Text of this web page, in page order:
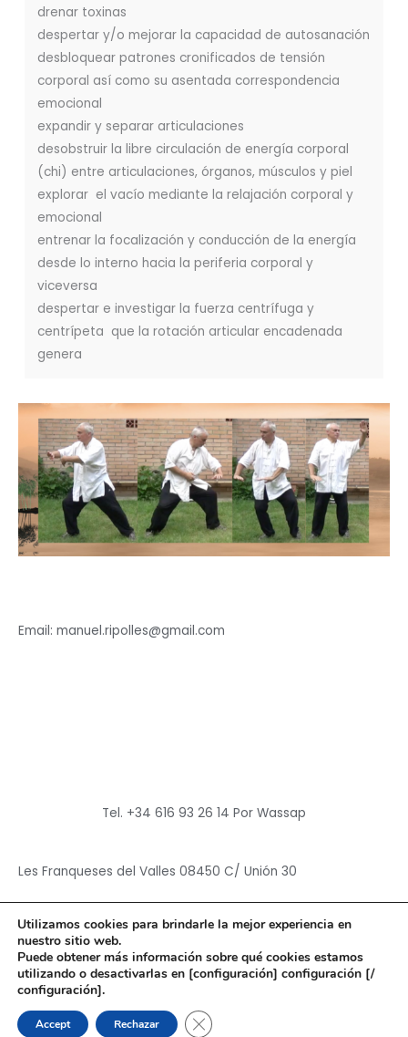
drenar toxinas
despertar y/o mejorar la capacidad de autosanación
desbloquear patrones cronificados de tensión
corporal así como su asentada correspondencia
emocional
expandir y separar articulaciones
desobstruir la libre circulación de energía corporal
(chi) entre articulaciones, órganos, músculos y piel
explorar el vacío mediante la relajación corporal y
emocional
entrenar la focalización y conducción de la energía
desde lo interno hacia la periferia corporal y
viceversa
despertar e investigar la fuerza centrífuga y
centrípeta que la rotación articular encadenada
genera
Email: manuel.ripolles@gmail.com
Tel. +34 616 93 26 14 Por Wassap
Les Franqueses del Valles 08450 C/ Unión 30
Copyright © 2026Hun Yuan Chen
Powered byHun Yuan Chen
Utilizamos cookies para brindarle la mejor experiencia en
nuestro sitio web.
Puede obtener más información sobre qué cookies estamos
utilizando o desactivarlas en [configuración] configuración [/
configuración].
Accept Rechazar CERRAR EL BANNER DE